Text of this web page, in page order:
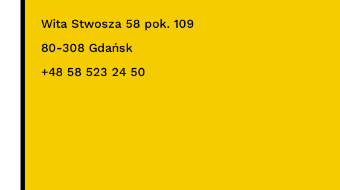
Wita Stwosza 58 pok. 109
80-308 Gdańsk
+48 58 523 24 50